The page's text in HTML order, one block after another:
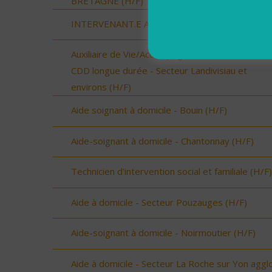
INTERVENANT.E A DOMICILE - RENNES (H/F)
Auxiliaire de Vie/Accompagnant Educatif et Social
CDD longue durée - Secteur Landivisiau et
environs (H/F)
Aide soignant à domicile - Bouin (H/F)
Aide-soignant à domicile - Chantonnay (H/F)
Technicien d'intervention social et familiale (H/F)
Aide à domicile - Secteur Pouzauges (H/F)
Aide-soignant à domicile - Noirmoutier (H/F)
Aide à domicile - Secteur La Roche sur Yon